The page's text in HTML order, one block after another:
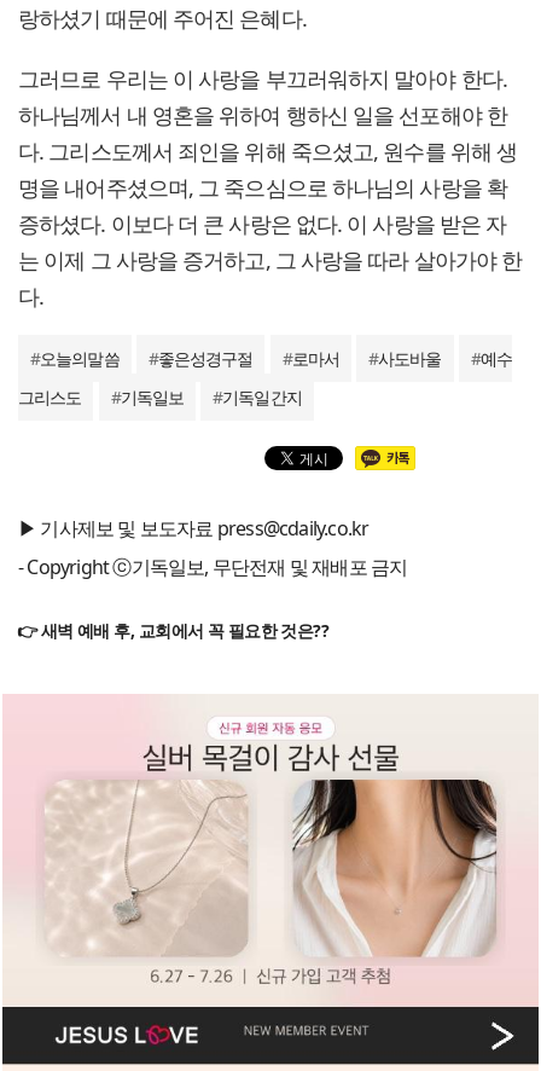
랑하셨기 때문에 주어진 은혜다.
그러므로 우리는 이 사랑을 부끄러워하지 말아야 한다.
하나님께서 내 영혼을 위하여 행하신 일을 선포해야 한
다. 그리스도께서 죄인을 위해 죽으셨고, 원수를 위해 생
명을 내어주셨으며, 그 죽으심으로 하나님의 사랑을 확
증하셨다. 이보다 더 큰 사랑은 없다. 이 사랑을 받은 자
는 이제 그 사랑을 증거하고, 그 사랑을 따라 살아가야 한
다.
#오늘의말씀 #좋은성경구절 #로마서 #사도바울 #예수
그리스도
#기독일보 #기독일간지
▶ 기사제보 및 보도자료 press@cdaily.co.kr
- Copyright ⓒ기독일보, 무단전재 및 재배포 금지
👉 새벽 예배 후, 교회에서 꼭 필요한 것은??